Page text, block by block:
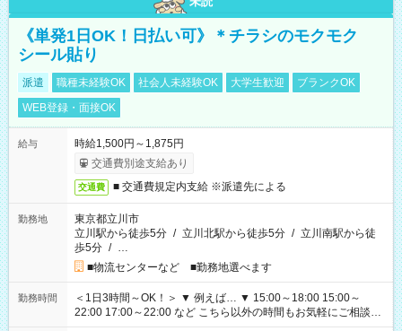
《単発1日OK！日払い可》＊チラシのモクモク
シール貼り
派遣 職種未経験OK 社会人未経験OK 大学生歓迎
ブランクOK
WEB登録・面接OK
給与
時給1,500円～1,875円
交通費別途支給あり
交通費 ■ 交通費規定内支給 ※派遣先による
勤務地
東京都立川市
立川駅から徒歩5分 / 立川北駅から徒歩5分 / 立川南駅から徒
歩5分 / …
■物流センターなど ■勤務地選べます
勤務時間
＜1日3時間～OK！＞ ▼ 例えば… ▼ 15:00～18:00 15:00～
22:00 17:00～22:00 など こちら以外の時間もお気軽にご相談く
ださい！